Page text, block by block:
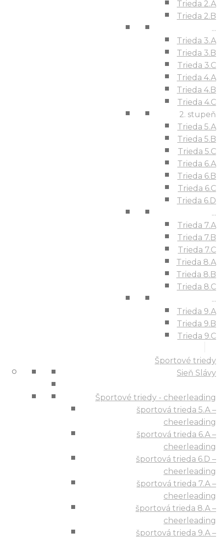
Trieda 2.A
Trieda 2.B
...
Trieda 3.A
Trieda 3.B
Trieda 3.C
Trieda 4.A
Trieda 4.B
Trieda 4.C
2. stupeň
Trieda 5.A
Trieda 5.B
Trieda 5.C
Trieda 6.A
Trieda 6.B
Trieda 6.C
Trieda 6.D
...
Trieda 7.A
Trieda 7.B
Trieda 7.C
Trieda 8.A
Trieda 8.B
Trieda 8.C
...
Trieda 9.A
Trieda 9.B
Trieda 9.C
Športové triedy
Sieň Slávy
Športové triedy - cheerleading
športová trieda 5.A –
cheerleading
športová trieda 6.A –
cheerleading
športová trieda 6.D –
cheerleading
športová trieda 7.A –
cheerleading
športová trieda 8.A –
cheerleading
športová trieda 9.A –